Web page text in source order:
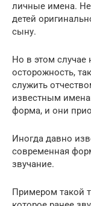
личные имена.
детей
сыну.
Но в этом случае
осторожность,
служить
известным
форма, и они
Иногда давно
современная
звучание.
Примером такой